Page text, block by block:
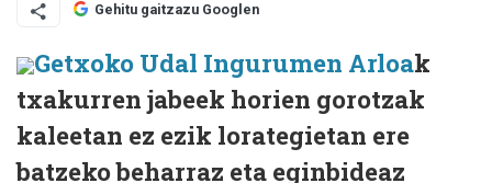
Gehitu gaitzazu Googlen
Getxoko Udal Ingurumen Arloak
txakurren jabeek horien gorotzak
kaleetan ez ezik lorategietan ere
batzeko beharraz eta eginbideaz